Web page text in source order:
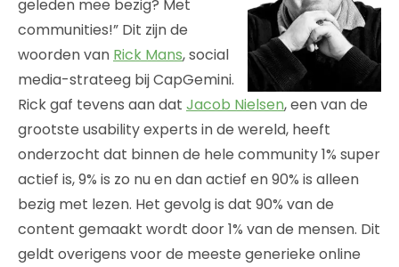
geleden mee bezig? Met
communities!” Dit zijn de
woorden van Rick Mans, social
media-strateeg bij CapGemini.
Rick gaf tevens aan dat Jacob Nielsen, een van de
grootste usability experts in de wereld, heeft
onderzocht dat binnen de hele community 1% super
actief is, 9% is zo nu en dan actief en 90% is alleen
bezig met lezen. Het gevolg is dat 90% van de
content gemaakt wordt door 1% van de mensen. Dit
geldt overigens voor de meeste generieke online